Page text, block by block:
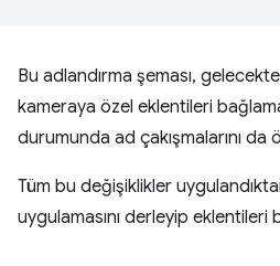
Bu adlandırma şeması,
kameraya özel eklentileri
durumunda ad çakışmalarını da
Tüm bu değişiklikler
uygulamasını derleyip eklentileri